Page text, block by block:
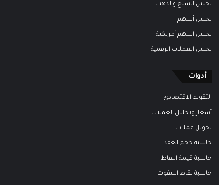
تحليل السلع والذهب
تحليل أسهم
تحليل اسهم أمريكية
تحليل العملات الرقمية
أدوات
التقويم الاقتصادي
أسعار وتحليل العملات
تحويل عملات
حاسبة حجم العقد
حاسبة قيمة النقاط
حاسبة نقاط البيفوت